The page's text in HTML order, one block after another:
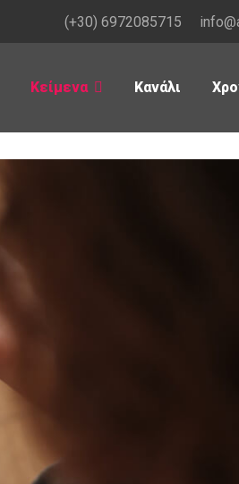
(+30) 6972085715
Κείμενα Κανάλι